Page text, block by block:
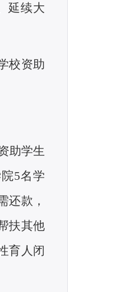
延续大
校资助
助学生
5名学
还款，
扶其他
育人闭